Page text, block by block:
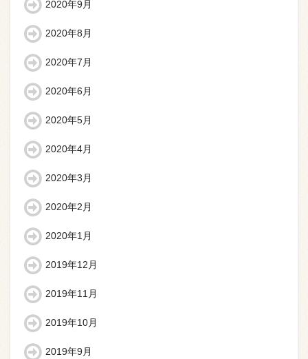
2020年9月
2020年8月
2020年7月
2020年6月
2020年5月
2020年4月
2020年3月
2020年2月
2020年1月
2019年12月
2019年11月
2019年10月
2019年9月